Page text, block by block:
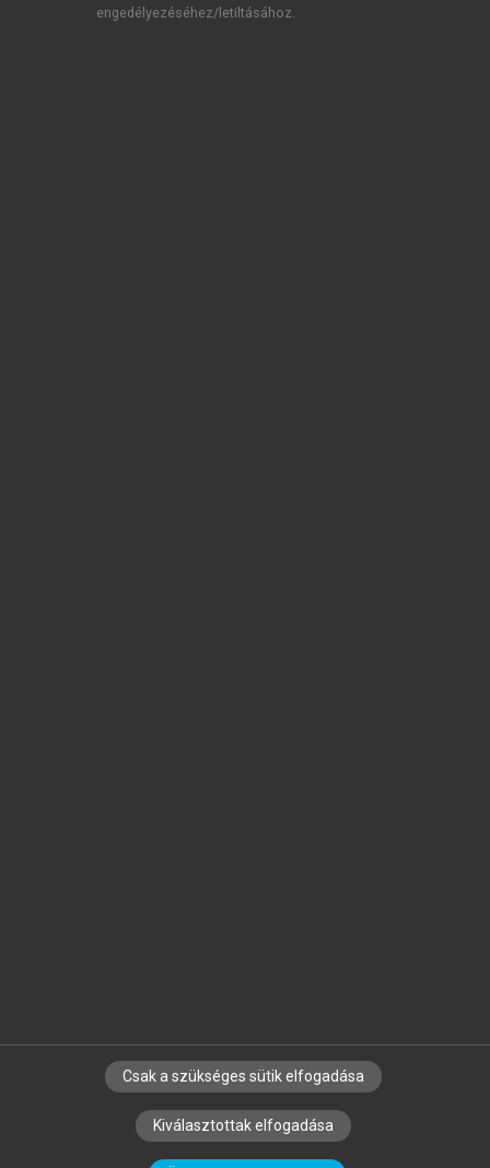
SZERZŐKNEK CÉGEKNEK KÖNYVTÁROSOKNAK
SZERKESZTÉSI ÉS LEKTORÁLÁSI ALAPELVEK
engedélyezéséhez/letiltásához.
Csak a szükséges sütik elfogadása
Kiválasztottak elfogadása